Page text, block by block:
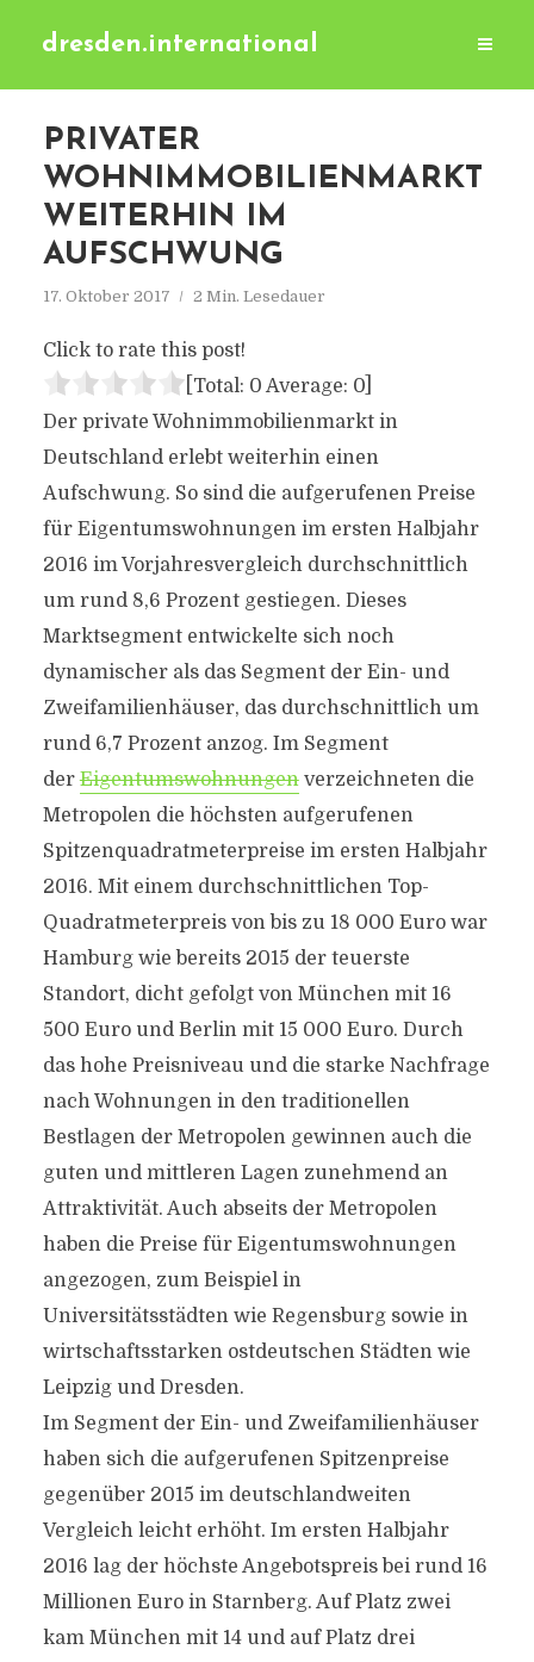
dresden.international
PRIVATER
WOHNIMMOBILIENMARKT
WEITERHIN IM
AUFSCHWUNG
17. Oktober 2017 2 Min. Lesedauer
Click to rate this post!
[Total: 0 Average: 0]
Der private Wohnimmobilienmarkt in
Deutschland erlebt weiterhin einen
Aufschwung. So sind die aufgerufenen Preise
für Eigentumswohnungen im ersten Halbjahr
2016 im Vorjahresvergleich durchschnittlich
um rund 8,6 Prozent gestiegen. Dieses
Marktsegment entwickelte sich noch
dynamischer als das Segment der Ein- und
Zweifamilienhäuser, das durchschnittlich um
rund 6,7 Prozent anzog. Im Segment
derEigentumswohnungenverzeichneten die
Metropolen die höchsten aufgerufenen
Spitzenquadratmeterpreise im ersten Halbjahr
2016. Mit einem durchschnittlichen Top-
Quadratmeterpreis von bis zu 18 000 Euro war
Hamburg wie bereits 2015 der teuerste
Standort, dicht gefolgt von München mit 16
500 Euro und Berlin mit 15 000 Euro. Durch
das hohe Preisniveau und die starke Nachfrage
nach Wohnungen in den traditionellen
Bestlagen der Metropolen gewinnen auch die
guten und mittleren Lagen zunehmend an
Attraktivität. Auch abseits der Metropolen
haben die Preise für Eigentumswohnungen
angezogen, zum Beispiel in
Universitätsstädten wie Regensburg sowie in
wirtschaftsstarken ostdeutschen Städten wie
Leipzig und Dresden.
Im Segment der Ein- und Zweifamilienhäuser
haben sich die aufgerufenen Spitzenpreise
gegenüber 2015 im deutschlandweiten
Vergleich leicht erhöht. Im ersten Halbjahr
2016 lag der höchste Angebotspreis bei rund 16
Millionen Euro in Starnberg. Auf Platz zwei
kam München mit 14 und auf Platz drei